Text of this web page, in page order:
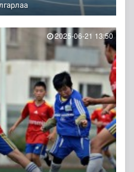
2025-06-21 13:50